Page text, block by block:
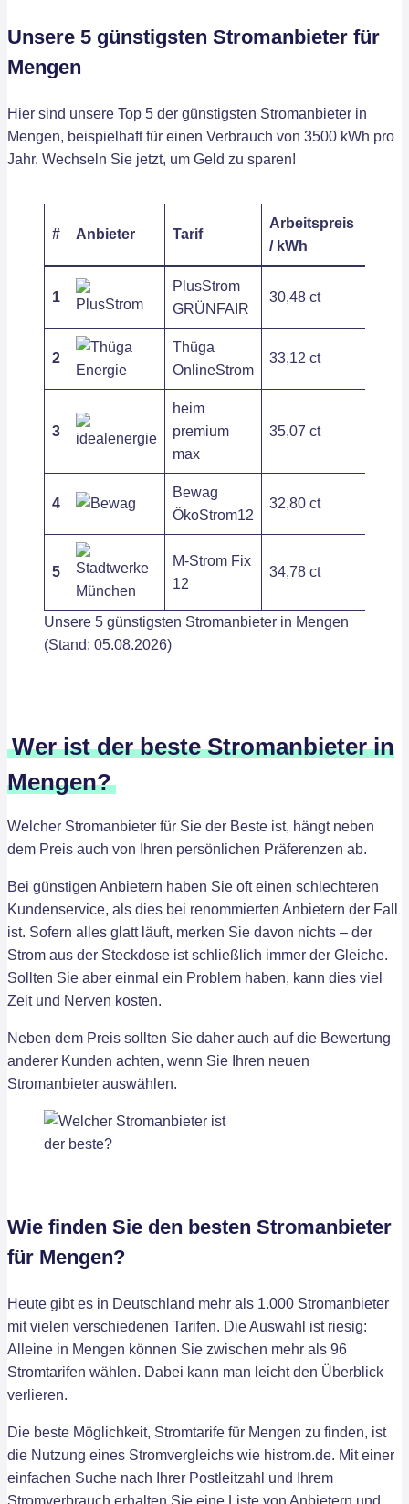
Unsere 5 günstigsten Stromanbieter für
Mengen
Hier sind unsere Top 5 der günstigsten Stromanbieter in
Mengen, beispielhaft für einen Verbrauch von 3500 kWh pro
Jahr. Wechseln Sie jetzt, um Geld zu sparen!
# Anbieter Tarif
Arbeitspreis
/ kWh
1
PlusStrom
GRÜNFAIR
30,48 ct
2
Thüga
OnlineStrom
33,12 ct
3
heim
premium
max
35,07 ct
4
Bewag
ÖkoStrom12
32,80 ct
5
M-Strom Fix
12
34,78 ct
Unsere 5 günstigsten Stromanbieter in Mengen
(Stand: 05.08.2026)
Wer ist der beste Stromanbieter in
Mengen?
Welcher Stromanbieter für Sie der Beste ist, hängt neben
dem Preis auch von Ihren persönlichen Präferenzen ab.
Bei günstigen Anbietern haben Sie oft einen schlechteren
Kundenservice, als dies bei renommierten Anbietern der Fall
ist. Sofern alles glatt läuft, merken Sie davon nichts – der
Strom aus der Steckdose ist schließlich immer der Gleiche.
Sollten Sie aber einmal ein Problem haben, kann dies viel
Zeit und Nerven kosten.
Neben dem Preis sollten Sie daher auch auf die Bewertung
anderer Kunden achten, wenn Sie Ihren neuen
Stromanbieter auswählen.
Wie finden Sie den besten Stromanbieter
für Mengen?
Heute gibt es in Deutschland mehr als 1.000 Stromanbieter
mit vielen verschiedenen Tarifen. Die Auswahl ist riesig:
Alleine in Mengen können Sie zwischen mehr als 96
Stromtarifen wählen. Dabei kann man leicht den Überblick
verlieren.
Die beste Möglichkeit, Stromtarife für Mengen zu finden, ist
die Nutzung eines Stromvergleichs wie histrom.de. Mit einer
einfachen Suche nach Ihrer Postleitzahl und Ihrem